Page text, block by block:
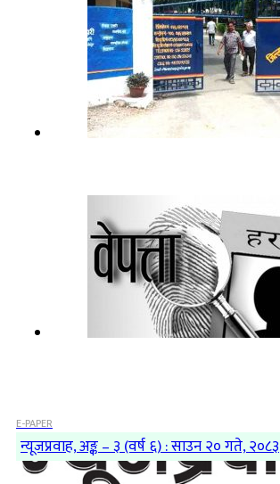
E-PAPER
न्यूजप्रवाह, अङ्क – ३ (वर्ष ६) : साउन २० गते, २०८३